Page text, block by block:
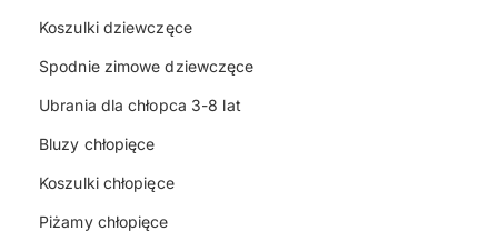
Koszulki dziewczęce
Spodnie zimowe dziewczęce
Ubrania dla chłopca 3-8 lat
Bluzy chłopięce
Koszulki chłopięce
Piżamy chłopięce